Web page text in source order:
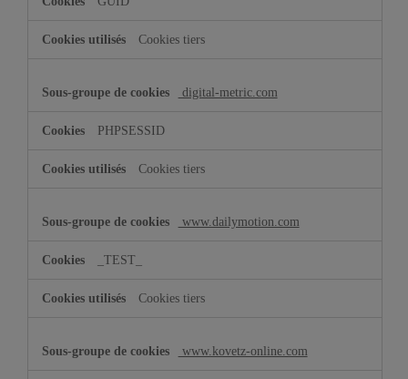
Cookies tiers
digital-metric.com
PHPSESSID
Cookies tiers
www.dailymotion.com
_TEST_
Cookies tiers
www.kovetz-online.com